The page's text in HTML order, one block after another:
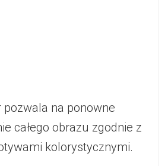
pozwala na ponowne
całego obrazu zgodnie z
kolorystycznymi.